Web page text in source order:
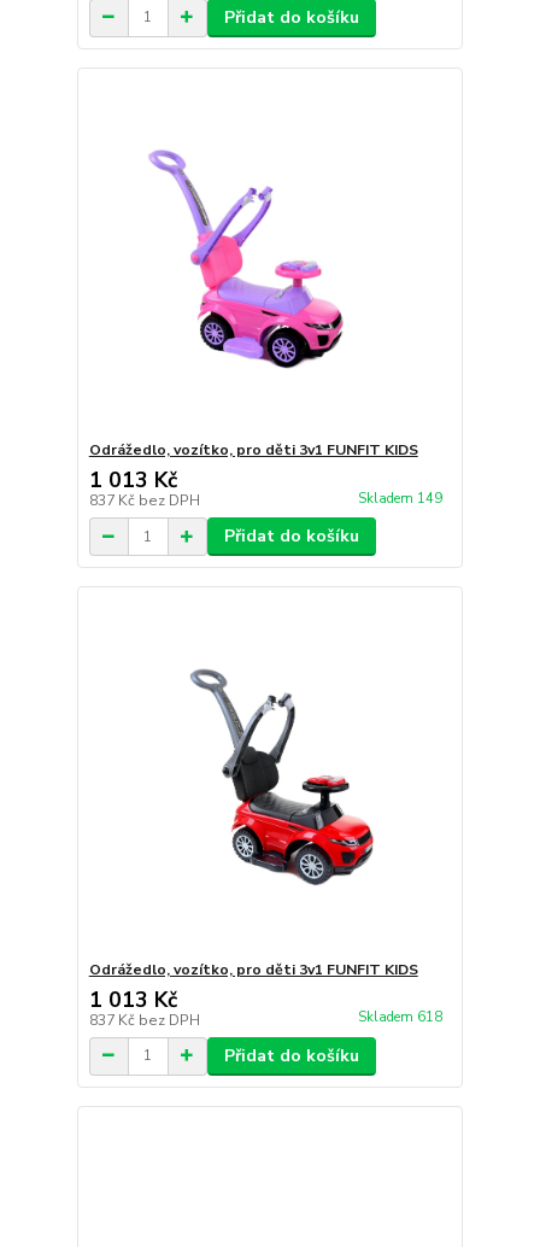
Přidat do košíku
Odrážedlo, vozítko, pro děti 3v1 FUNFIT KIDS
1 013 Kč
837 Kč bez DPH Skladem 149
Přidat do košíku
Odrážedlo, vozítko, pro děti 3v1 FUNFIT KIDS
1 013 Kč
837 Kč bez DPH Skladem 618
Přidat do košíku